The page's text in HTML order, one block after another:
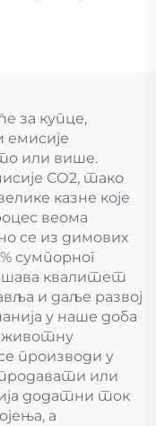
за купце,
или више.
СО2, тако
казне које
веома
се из димових
сумпорног
квалитет
и даље развој
у наше доба
животну
производи у
или
додатни ток
а